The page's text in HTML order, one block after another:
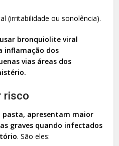
(irritabilidade ou sonolência).
bronquiolite viral
inflamação dos
vias áreas dos
risco
pasta, apresentam maior
graves quando infectados
. São eles: